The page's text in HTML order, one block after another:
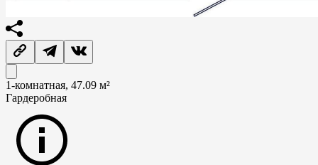
1-комнатная, 47.09 м²
Гардеробная